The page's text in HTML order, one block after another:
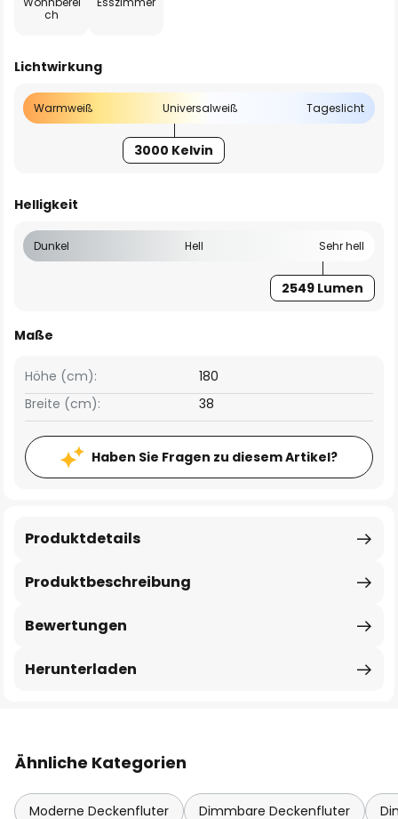
ch
Lichtwirkung
Warmweiß Universalweiß Tageslicht
3000 Kelvin
Helligkeit
Dunkel Hell Sehr hell
2549 Lumen
Maße
Breite (cm): 38
Höhe (cm): 180
Haben Sie Fragen zu diesem Artikel?
Produktbeschreibung
Produktdetails
Bewertungen
Herunterladen
Ähnliche Kategorien
Moderne Deckenfluter Dimmbare Deckenfluter